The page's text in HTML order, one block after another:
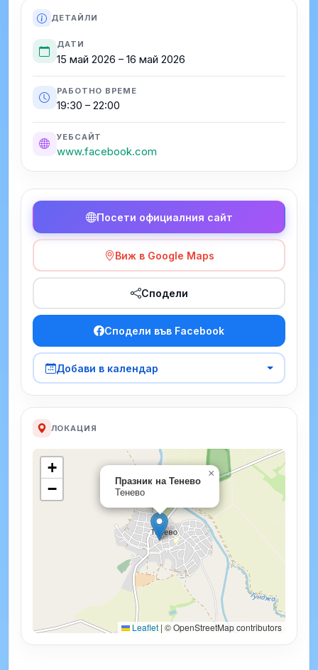
ДЕТАЙЛИ
ДАТИ
15 май 2026 – 16 май 2026
РАБОТНО ВРЕМЕ
19:30 – 22:00
УЕБСАЙТ
www.facebook.com
Посети официалния сайт
Виж в Google Maps
Сподели
Сподели във Facebook
Добави в календар
ЛОКАЦИЯ
Празник на Тенево
Тенево
×
+
−
Leaflet | © OpenStreetMap contributors